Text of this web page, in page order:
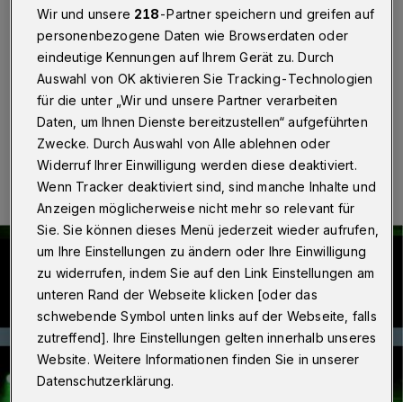
Wuppertal·Einem großen Teil der Rundschau-
Aufgabe am 19. November 2017 liegt die neue
Ausgabe des Bühnen-Magazins "Preview" bei.
19.11.2016 , 10:00 Uhr Eine Minute Lesezeit
Wir und unsere 218-Partner speichern und greifen auf
personenbezogene Daten wie Browserdaten oder
eindeutige Kennungen auf Ihrem Gerät zu. Durch
Auswahl von OK aktivieren Sie Tracking-Technologien
für die unter „Wir und unsere Partner verarbeiten
Daten, um Ihnen Dienste bereitzustellen“ aufgeführten
Zwecke. Durch Auswahl von Alle ablehnen oder
Widerruf Ihrer Einwilligung werden diese deaktiviert.
Wenn Tracker deaktiviert sind, sind manche Inhalte und
Anzeigen möglicherweise nicht mehr so relevant für
Sie. Sie können dieses Menü jederzeit wieder aufrufen,
um Ihre Einstellungen zu ändern oder Ihre Einwilligung
zu widerrufen, indem Sie auf den Link Einstellungen am
unteren Rand der Webseite klicken [oder das
schwebende Symbol unten links auf der Webseite, falls
zutreffend]. Ihre Einstellungen gelten innerhalb unseres
Website. Weitere Informationen finden Sie in unserer
Datenschutzerklärung.